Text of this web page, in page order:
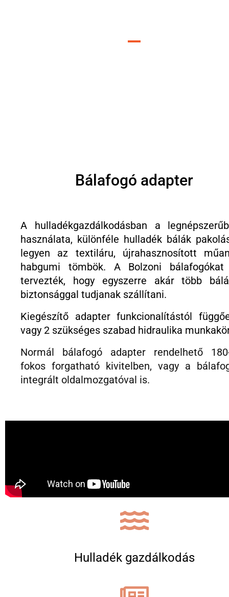
Bálafogó adapter
A hulladékgazdálkodásban a
használata, különféle hulladék bálák
legyen az textiláru, újrahasznosított
habgumi tömbök. A Bolzoni bálafogókat
tervezték, hogy egyszerre akár több
biztonsággal tudjanak szállítani.
Kiegészítő adapter funkcionalítástól
vagy 2 szükséges szabad hidraulika
Normál bálafogó adapter rendelhető
fokos forgatható kivitelben, vagy a
integrált oldalmozgatóval is.
Hulladék gazdálkodás